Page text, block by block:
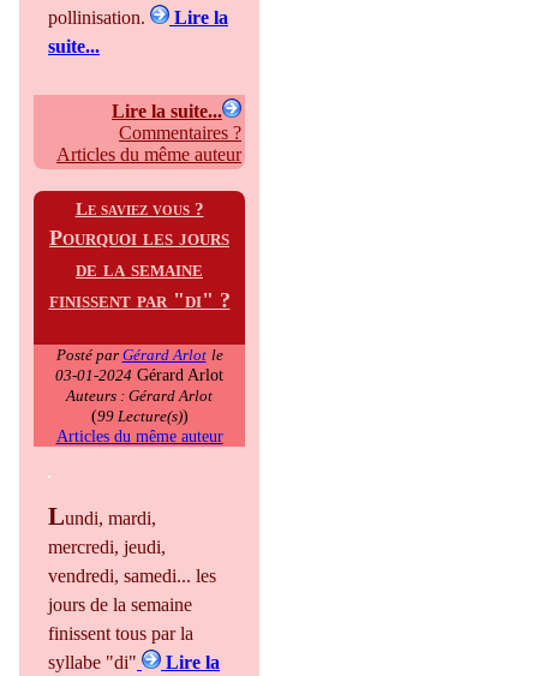
pollinisation.
Lire la
suite...
Lire la suite...
Commentaires ?
Articles du même auteur
Le saviez vous ?
Pourquoi les jours
de la semaine
finissent par "di" ?
Posté par Gérard Arlot le
03-01-2024 Gérard Arlot
Auteurs : Gérard Arlot
(99 Lecture(s))
Articles du même auteur
Lundi, mardi,
mercredi, jeudi,
vendredi, samedi... les
jours de la semaine
finissent tous par la
syllabe "di"
Lire la